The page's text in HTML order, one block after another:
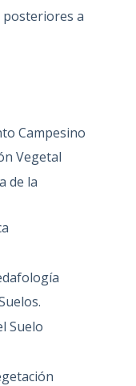
a
Campesino
Vegetal
de la
Suelo